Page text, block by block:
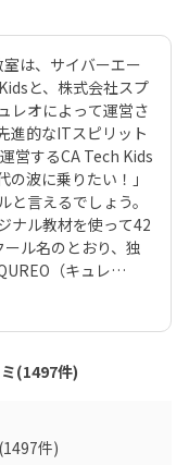
は、サイバーエー
と、株式会社スプ
レオによって運営さ
進的なITスピリット
営するCA Tech Kids
波に乗りたい！」
言えるでしょう。
ナル教材を使って42
ル名のとおり、独
（キュレ
サクサク進められ
子どもにとっても
くゲームをクリアし
ていけます。教材
開発で使用されて
ぽい」「子どもっぽ
。学習結果は通信簿
(1497件)
(1497件)